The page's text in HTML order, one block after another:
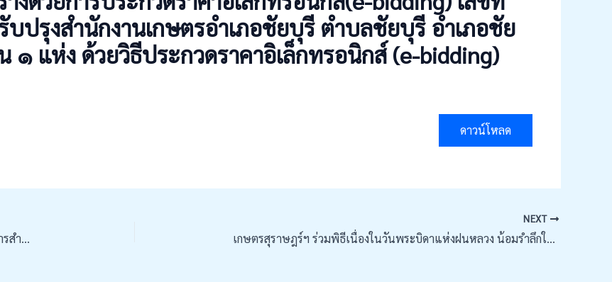
ปรุงสำนักงานเกษตรอำเภอชัยบุรี ตำบลชัยบุรี อำเภอชัย
๑ แห่ง ด้วยวิธีประกวดราคาอิเล็กทรอนิกส์ (e-bidding)
ดาวน์โหลด
ประกาศจังหวัดสุราษฎร์ธานี เรื่อง ประกวดราคาจ้างปรับปรุงอาคารสำนักงานเกษตรอำเภอชัยบุรี ตำบลชัยบุรี อำเภอชัยบุรี จังหวัดสุราษฎร์ธานี จำนวน ๑ แห่ง ด้วยวิธีประกวดราคาอิเล็กทรอนิกส์ (e-bidding)
NEXT
เกษตรสุราษฎร์ฯ ร่วมพิธีเนื่องในวันพระบิดาแห่งฝนหลวง น้อมรำลึกในพระมหากรุณาธิคุณพระบาทสมเด็จพระบรมชนกาธิเบศร มหาภูมิพลอดุลยเดชมหาราช บรมนาถบพิตร